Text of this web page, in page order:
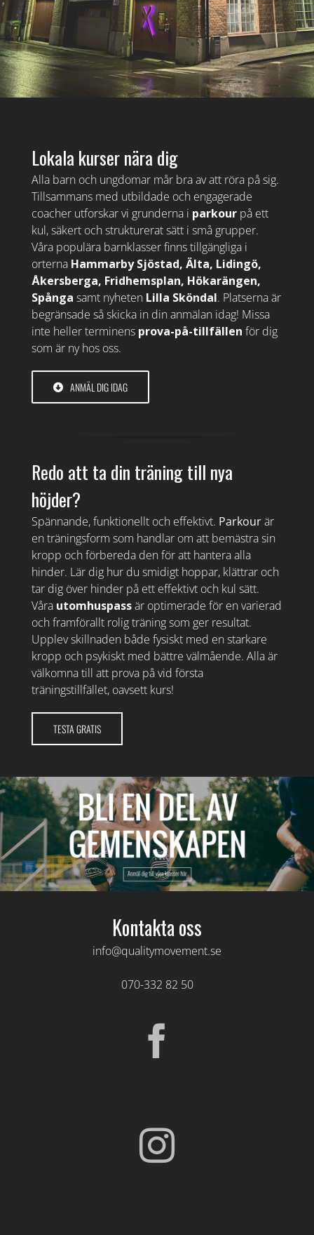
Lokala kurser nära dig
Alla barn och ungdomar mår bra av att röra på sig.
Tillsammans med utbildade och engagerade
coacher utforskar vi grunderna i parkourpå ett
kul, säkert och strukturerat sätt i små grupper.
Våra populära barnklasser finns tillgängliga i
orterna Hammarby Sjöstad, Älta, Lidingö,
Åkersberga, Fridhemsplan, Hökarängen,
Spånga samt nyheten Lilla Sköndal. Platserna är
begränsade så skicka in din anmälan idag! Missa
inte heller terminens prova-på-tillfällen för dig
som är ny hos oss.
ANMÄL DIG IDAG
Redo att ta din träning till nya
höjder?
Spännande, funktionellt och effektivt. Parkourär
en träningsform som handlar om att bemästra sin
kropp och förbereda den för att hantera alla
hinder. Lär dig hur du smidigt hoppar, klättrar och
tar dig över hinder på ett effektivt och kul sätt.
Våra utomhuspassär optimerade för en varierad
och framförallt rolig träning som ger resultat.
Upplev skillnaden både fysiskt med en starkare
kropp och psykiskt med bättre välmående. Alla är
välkomna till att prova på vid första
träningstillfället, oavsett kurs!
TESTA GRATIS
Kontakta oss
info@qualitymovement.se
070-332 82 50